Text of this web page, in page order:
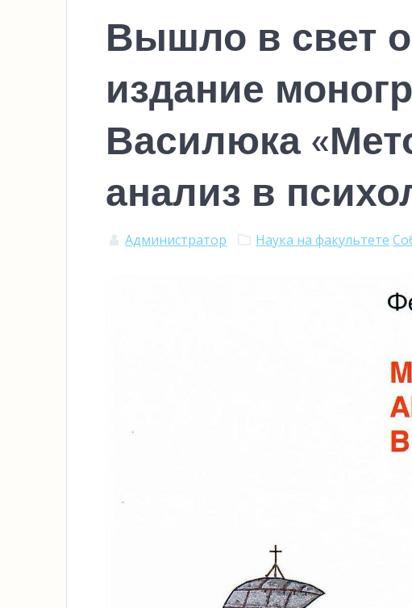
Вышло в свет
издание
Василюка
анализ в
Администратор Наука на факультете